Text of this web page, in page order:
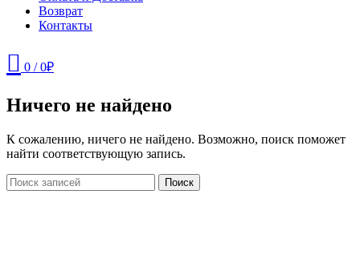
Возврат
Контакты
0 / 0₽
Ничего не найдено
К сожалению, ничего не найдено. Возможно, поиск поможет
найти соответствующую запись.
Поиск